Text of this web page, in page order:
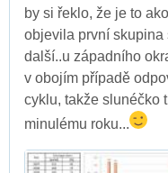
by si řeklo, že je to
objevila první skupina
další..u západního
v obojím případě
cyklu, takže slunéčko
minulému roku...